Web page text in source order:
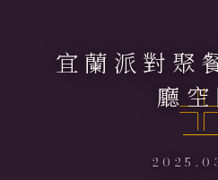
宜蘭派對聚
廳空